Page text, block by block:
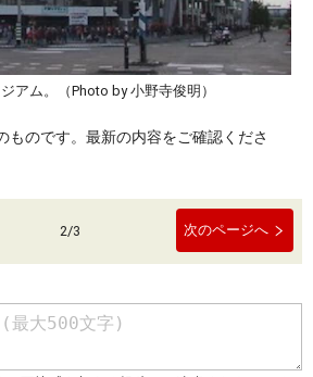
アム。（Photo by 小野寺俊明）
ものです。最新の内容をご確認くださ
2/3 次のページへ